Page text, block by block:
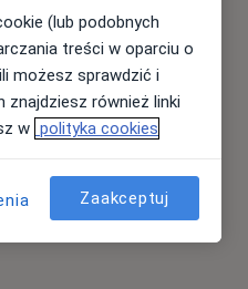
(lub podobnych
treści w oparciu o
możesz sprawdzić i
znajdziesz również linki
w polityka cookies
Zaakceptuj